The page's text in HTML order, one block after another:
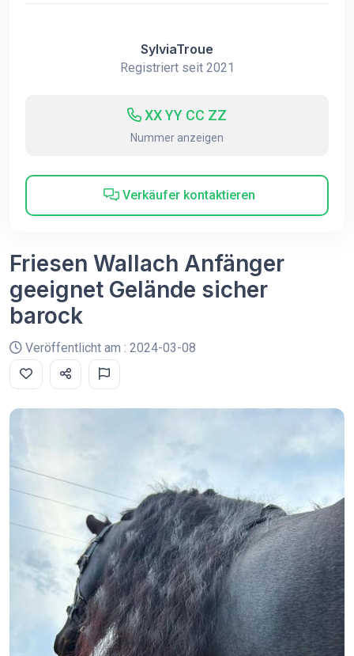
SylviaTroue
Registriert seit 2021
XX YY CC ZZ
Nummer anzeigen
Verkäufer kontaktieren
Friesen Wallach Anfänger
geeignet Gelände sicher
barock
Veröffentlicht am : 2024-03-08